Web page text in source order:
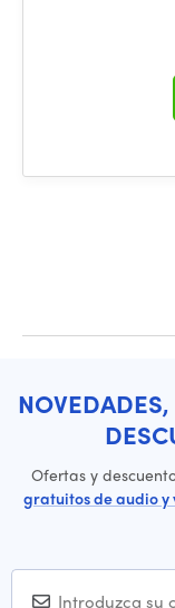
Ofertas y
gratuitos de audio y